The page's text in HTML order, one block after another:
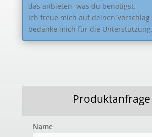
das anbieten, was du benötigst.
Ich freue mich auf deinen Vorschlag
bedanke mich für die Unterstützung.
Produktanfrage
Name